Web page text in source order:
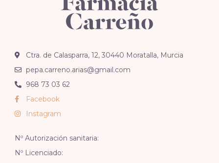
Ctra. de Calasparra, 12, 30440 Moratalla, Murcia
pepa.carreno.arias@gmail.com
968 73 03 62
Facebook
Instagram
Nº Autorización sanitaria:
Nº Licenciado: